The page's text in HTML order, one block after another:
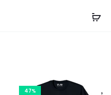
47%